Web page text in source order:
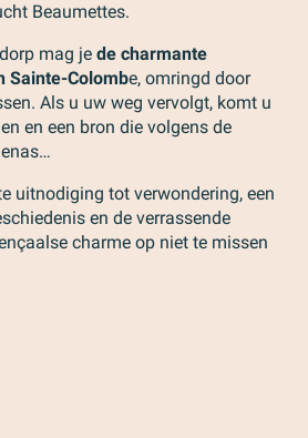
Beaumettes.
mag je de charmante
Sainte-Colombe, omringd door
Als u uw weg vervolgt, komt u
en een bron die volgens de
uitnodiging tot verwondering, een
en de verrassende
charme op niet te missen